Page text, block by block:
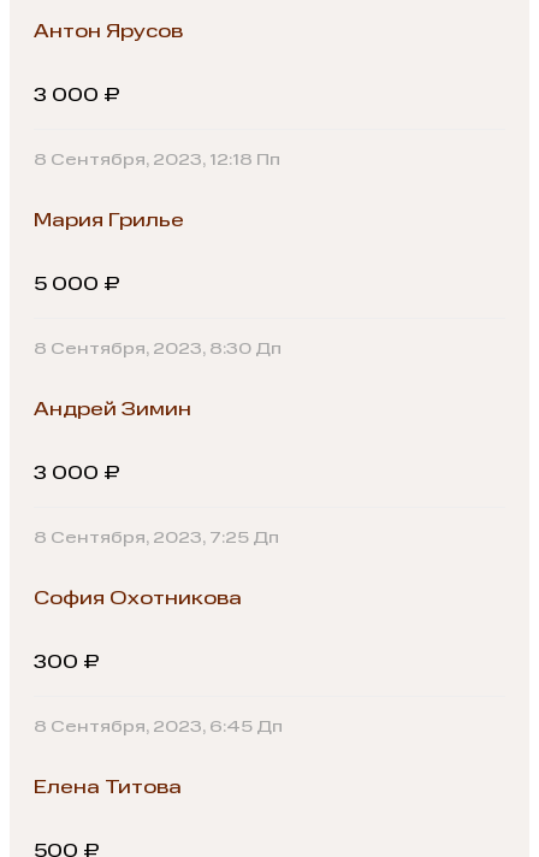
Антон Ярусов
3 000 ₽
8 Сентября, 2023, 12:18 Пп
Мария Грилье
5 000 ₽
8 Сентября, 2023, 8:30 Дп
Андрей Зимин
3 000 ₽
8 Сентября, 2023, 7:25 Дп
София Охотникова
300 ₽
8 Сентября, 2023, 6:45 Дп
Елена Титова
500 ₽